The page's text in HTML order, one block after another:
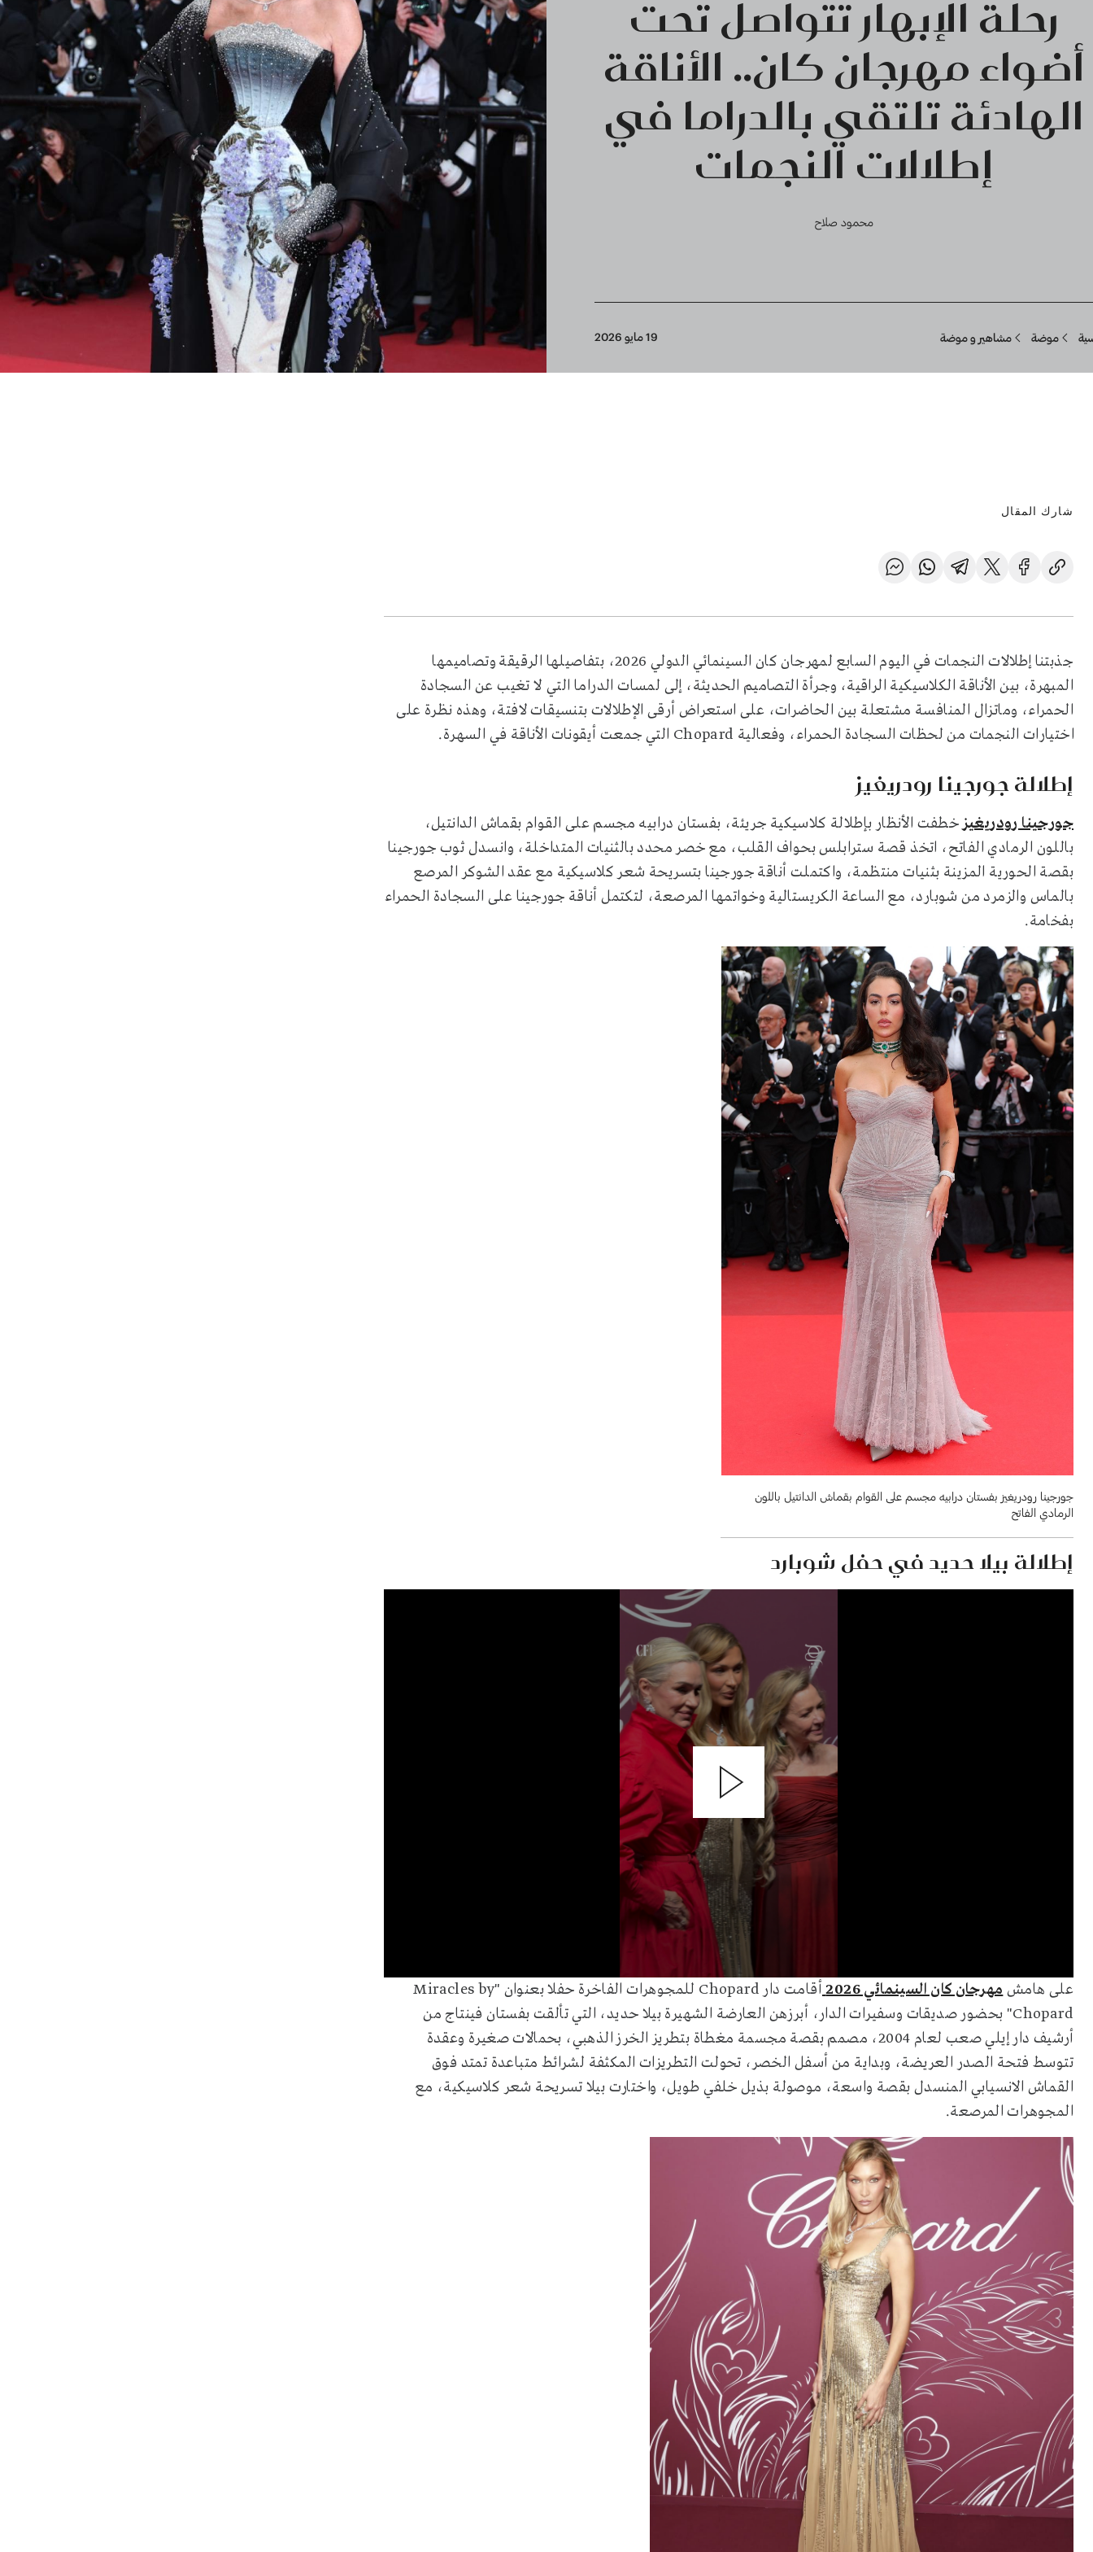
رحلة الإبهار تتواصل تحت
أضواء مهرجان كان.. الأناقة
الهادئة تلتقي بالدراما في
إطلالات النجمات
محمود صلاح
موضة مشاهير و موضة 19 مايو 2026
شارك المقال
جذبتنا إطلالات النجمات في اليوم السابع لمهرجان كان السينمائي الدولي 2026، بتفاصيلها الرقيقة وتصاميمها
المبهرة، بين الأناقة الكلاسيكية الراقية، وجرأة التصاميم الحديثة، إلى لمسات الدراما التي لا تغيب عن السجادة
الحمراء، وماتزال المنافسة مشتعلة بين الحاضرات، على استعراض أرقى الإطلالات بتنسيقات لافتة، وهذه نظرة على
اختيارات النجمات من لحظات السجادة الحمراء، وفعالية Chopard التي جمعت أيقونات الأناقة في السهرة.
إطلالة جورجينا رودريغيز
جورجينا رودريغيزخطفت الأنظار بإطلالة كلاسيكية جريئة، بفستان درابيه مجسم على القوام بقماش الدانتيل،
باللون الرمادي الفاتح، اتخذ قصة سترابلس بحواف القلب، مع خصر محدد بالثنيات المتداخلة، وانسدل ثوب جورجينا
بقصة الحورية المزينة بثنيات منتظمة، واكتملت أناقة جورجينا بتسريحة شعر كلاسيكية مع عقد الشوكر المرصع
بالماس والزمرد من شوبارد، مع الساعة الكريستالية وخواتمها المرصعة، لتكتمل أناقة جورجينا على السجادة الحمراء
بفخامة.
جورجينا رودريغيز بفستان درابيه مجسم على القوام بقماش الدانتيل باللون
الرمادي الفاتح
إطلالة بيلا حديد في حفل شوبارد
seconds
secondsVolume
على هامشمهرجان كان السينمائي 2026
أقامت دار Chopard للمجوهرات الفاخرة حفلا بعنوان "Miracles by
Chopard" بحضور صديقات وسفيرات الدار، أبرزهن العارضة الشهيرة بيلا حديد، التي تألقت بفستان فينتاج من
أرشيف دار إيلي صعب لعام 2004، مصمم بقصة مجسمة مغطاة بتطريز الخرز الذهبي، بحمالات صغيرة وعقدة
تتوسط فتحة الصدر العريضة، وبداية من أسفل الخصر، تحولت التطريزات المكثفة لشرائط متباعدة تمتد فوق
القماش الانسيابي المنسدل بقصة واسعة، موصولة بذيل خلفي طويل، واختارت بيلا تسريحة شعر كلاسيكية، مع
المجوهرات المرصعة.